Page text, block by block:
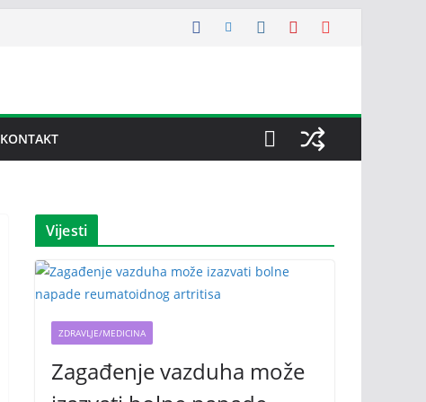
KONTAKT
Vijesti
ZDRAVLJE/MEDICINA
Zagađenje vazduha može